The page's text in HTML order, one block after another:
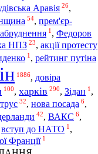
Аравія 26,
54, прем'єр-
1 , Федоров
НПЗ 23, акції протесту
1 , рейтинг путіна
1886, довіра
100, харків 290, Зідан 1 ,
32, нова посада 6,
42, ВАКС 6,
вступ до НАТО 1 ,
Франції 1